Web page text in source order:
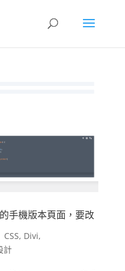
手機版本頁面，要改
CSS, Divi,
計